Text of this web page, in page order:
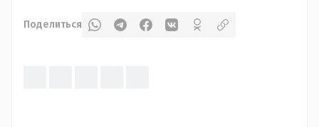
Поделиться